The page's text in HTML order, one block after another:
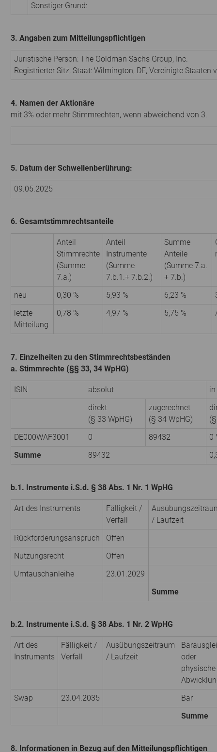
Sonstiger Grund:
3. Angaben zum Mitteilungspflichtigen
Juristische Person: The Goldman Sachs Group, Inc.
Registrierter Sitz, Staat: Wilmington, DE, Vereinigte Staaten
4. Namen der Aktionäre
mit 3% oder mehr Stimmrechten, wenn abweichend von 3.
5. Datum der Schwellenberührung:
09.05.2025
6. Gesamtstimmrechtsanteile
Anteil
Stimmrechte
(Summe
7.a.)
Anteil
Instrumente
(Summe
7.b.1.+ 7.b.2.)
Summe
Anteile
(Summe 7.a.
+ 7.b.)
neu 0,30 % 5,93 % 6,23 %
letzte
Mitteilung
0,78 % 4,97 % 5,75 %
7. Einzelheiten zu den Stimmrechtsbeständen
a. Stimmrechte (§§ 33, 34 WpHG)
ISIN absolut
in
direkt
(§ 33 WpHG)
zugerechnet
(§ 34 WpHG)
DE000WAF3001
0 89432
0
Summe
89432
b.1. Instrumente i.S.d. § 38 Abs. 1 Nr. 1 WpHG
Art des Instruments
Fälligkeit /
Verfall
/ Laufzeit
Rückforderungsanspruch
Offen
Nutzungsrecht
Offen
Umtauschanleihe
23.01.2029
Summe
b.2. Instrumente i.S.d. § 38 Abs. 1 Nr. 2 WpHG
Art des
Instruments
Fälligkeit /
Verfall
Ausübungszeitraum
/ Laufzeit
oder
physische
Swap
23.04.2035
Bar
Summe
8. Informationen in Bezug auf den Mitteilungspflichtigen